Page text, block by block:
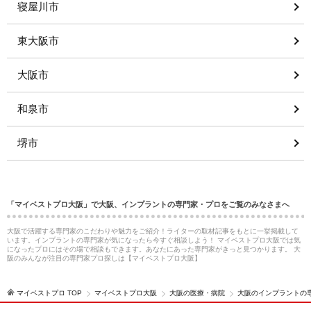
寝屋川市
東大阪市
大阪市
和泉市
堺市
「マイベストプロ大阪」で大阪、インプラントの専門家・プロをご覧のみなさまへ
大阪で活躍する専門家のこだわりや魅力をご紹介！ライターの取材記事をもとに一挙掲載して
います。インプラントの専門家が気になったら今すぐ相談しよう！ マイベストプロ大阪では気
になったプロにはその場で相談もできます。あなたにあった専門家がきっと見つかります。 大
阪のみんなが注目の専門家プロ探しは【マイベストプロ大阪】
マイベストプロ TOP マイベストプロ大阪 大阪の医療・病院 大阪のインプラントの